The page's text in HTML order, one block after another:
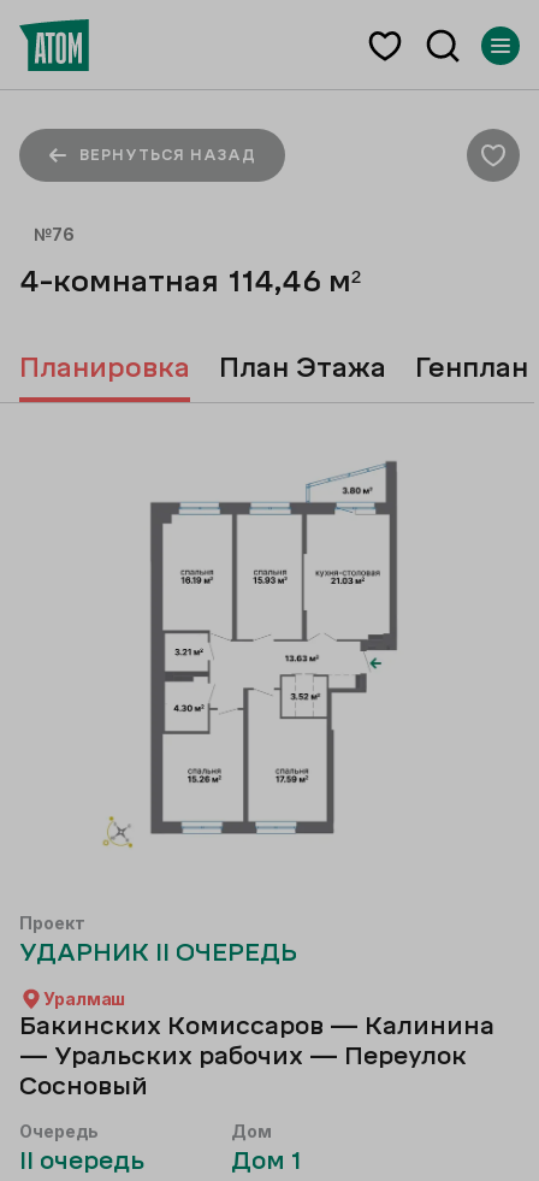
ВЕРНУТЬСЯ НАЗАД
№76
4-комнатная 114,46 м²
Проект
УДАРНИК II ОЧЕРЕДЬ
Уралмаш
Бакинских Комиссаров — Калинина
— Уральских рабочих — Переулок
Сосновый
Очередь
II очередь
Дом
Дом 1
Планировка План Этажа Генплан